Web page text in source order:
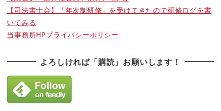
【司法書士会】「年次制研修」を受けてきたので研修ログを書
いてみる
当事務所HPプライバシーポリシー
よろしければ「購読」お願いします！